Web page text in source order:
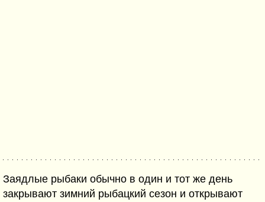
Заядлые рыбаки обычно в один и тот же день
закрывают зимний рыбацкий сезон и открывают